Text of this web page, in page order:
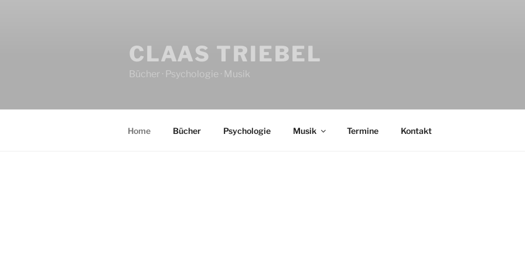
CLAAS TRIEBEL
Bücher · Psychologie · Musik
Home Bücher Psychologie Musik Termine Kontakt